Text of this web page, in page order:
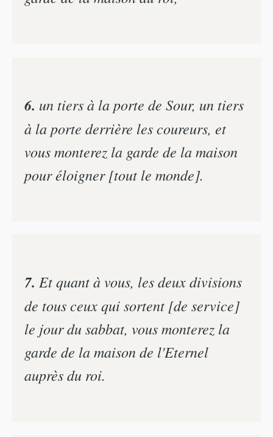
6. un tiers à la porte de Sour, un tiers
à la porte derrière les coureurs, et
vous monterez la garde de la maison
pour éloigner [tout le monde].
7. Et quant à vous, les deux divisions
de tous ceux qui sortent [de service]
le jour du sabbat, vous monterez la
garde de la maison de l'Eternel
auprès du roi.